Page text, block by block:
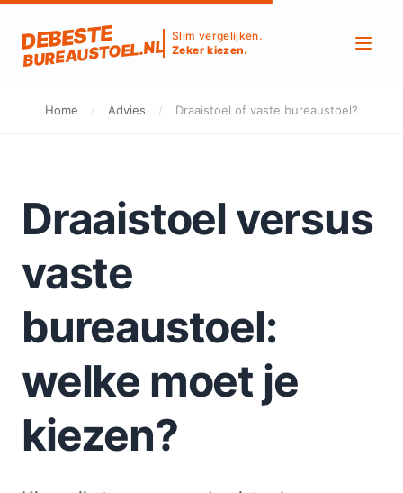
DEBESTE
BUREAUSTOEL.NL
Slim vergelijken.
Zeker kiezen.
Home / Advies / Draaistoel of vaste bureaustoel?
Draaistoel versus
vaste
bureaustoel:
welke moet je
kiezen?